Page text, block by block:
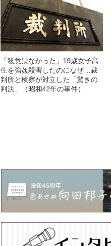
「殺意はなかった」19歳女子高
生を強姦殺害したのになぜ…裁
判所と検察が対立した「驚きの
判決」（昭和42年の事件）